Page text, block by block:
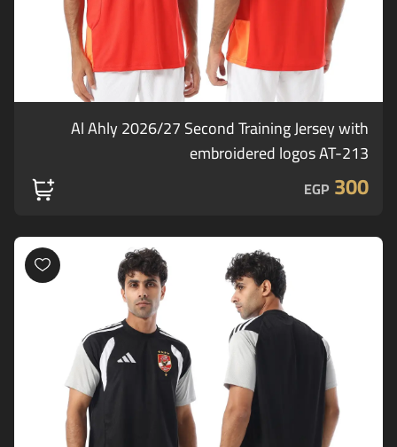
Al Ahly 2026/27 Second Training Jersey with
embroidered logos AT-213
300
EGP